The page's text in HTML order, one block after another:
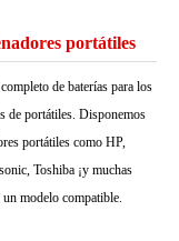
portátiles
de baterías para los
de portátiles. Disponemos
portátiles como HP,
Toshiba ¡y muchas
modelo compatible.